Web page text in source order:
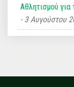
Αθλητισμού
3 Αυγούστου